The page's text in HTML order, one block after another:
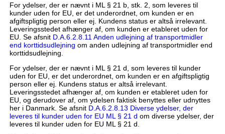
For ydelser, der er nævnt i ML § 21 b, stk. 2, som leveres til
kunder uden for EU, er det underordnet, om kunden er en
afgiftspligtig person eller ej. Kundens status er altså irrelevant.
Leveringsstedet afhænger af, om kunden er etableret uden for
EU. Se afsnit D.A.6.2.8.11 Anden udlejning af transportmidler
end korttidsudlejning om anden udlejning af transportmidler end
korttidsudlejning.
For ydelser, der er nævnt i ML § 21 d, som leveres til kunder
uden for EU, er det underordnet, om kunden er en afgiftspligtig
person eller ej. Kundens status er altså irrelevant.
Leveringsstedet afhænger af, om kunden er etableret uden for
EU, og derudover af, om ydelsen faktisk benyttes eller udnyttes
her i Danmark. Se afsnit D.A.6.2.8.13 Diverse ydelser, der
leveres til kunder uden for EU ML § 21 d om diverse ydelser, der
leveres til kunder uden for EU ML § 21 d.